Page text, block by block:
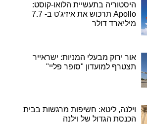
היסטוריה בתעשיית הלואו-קוסט:
Apollo תרכוש את איזיג'ט ב- 7.7
מיליארד דולר
אור ירוק מבעלי המניות: ישראייר
תצטרף למועדון "סופר פליי"
וילנה, ליטא: חשיפות מרגשות בבית
הכנסת הגדול של וילנה